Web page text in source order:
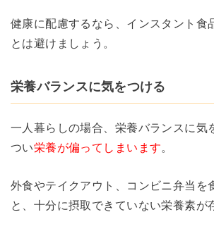
健康に配慮するなら、インスタント食
とは避けましょう。
栄養バランスに気をつける
一人暮らしの場合、栄養バランスに気
つい栄養が偏ってしまいます。
外食やテイクアウト、コンビニ弁当を
と、十分に摂取できていない栄養素が